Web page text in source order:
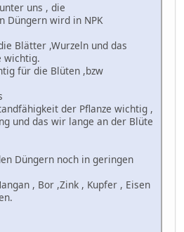
uns , die
Düngern wird in NPK
Blätter ,Wurzeln und das
wichtig.
für die Blüten ,bzw
der Pflanze wichtig ,
und das wir lange an der Blüte
Düngern noch in geringen
, Bor ,Zink , Kupfer , Eisen